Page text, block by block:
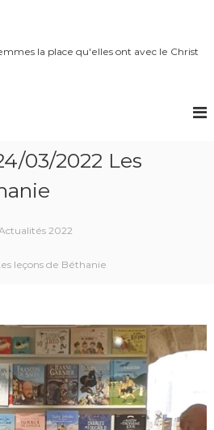
la place qu'elles ont avec le Christ
03/2022 Les
2022
leçons de Béthanie